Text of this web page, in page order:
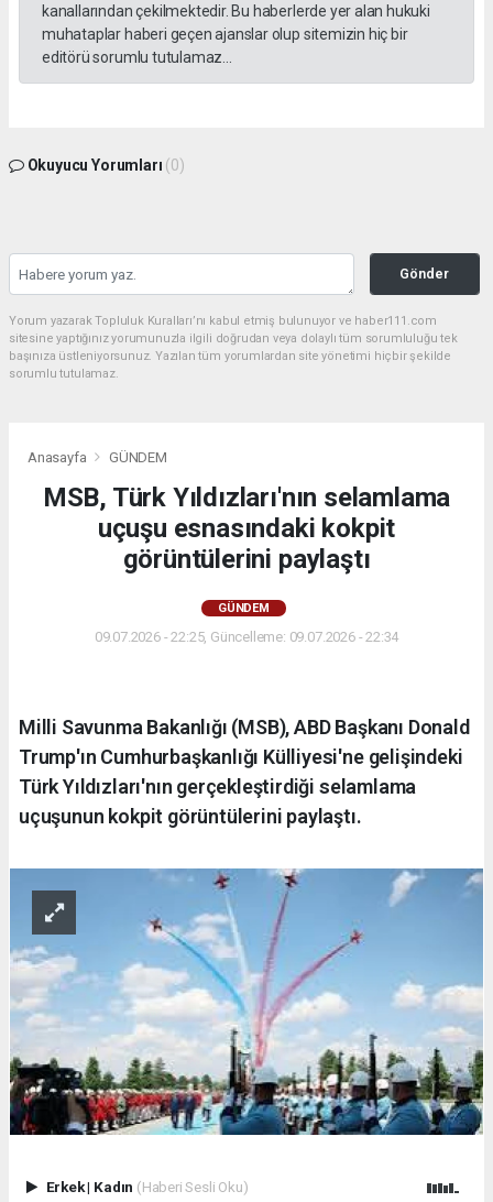
kanallarından çekilmektedir. Bu haberlerde yer alan hukuki
muhataplar haberi geçen ajanslar olup sitemizin hiç bir
editörü sorumlu tutulamaz...
Okuyucu Yorumları (0)
Gönder
Yorum yazarak Topluluk Kuralları’nı kabul etmiş bulunuyor ve haber111.com
sitesine yaptığınız yorumunuzla ilgili doğrudan veya dolaylı tüm sorumluluğu tek
başınıza üstleniyorsunuz. Yazılan tüm yorumlardan site yönetimi hiçbir şekilde
sorumlu tutulamaz.
Anasayfa GÜNDEM
MSB, Türk Yıldızları'nın selamlama
uçuşu esnasındaki kokpit
görüntülerini paylaştı
GÜNDEM
09.07.2026 - 22:25, Güncelleme: 09.07.2026 - 22:34
Milli Savunma Bakanlığı (MSB), ABD Başkanı Donald
Trump'ın Cumhurbaşkanlığı Külliyesi'ne gelişindeki
Türk Yıldızları'nın gerçekleştirdiği selamlama
uçuşunun kokpit görüntülerini paylaştı.
Erkek| Kadın (Haberi Sesli Oku)